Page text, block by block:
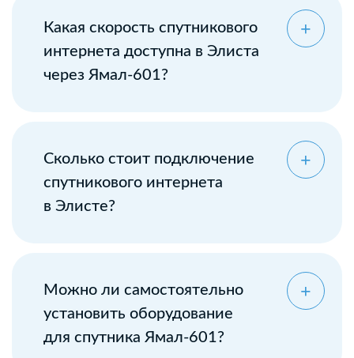
Какая скорость спутникового
интернета доступна в Элиста
через Ямал-601?
Сколько стоит подключение
спутникового интернета
в Элисте?
Можно ли самостоятельно
установить оборудование
для спутника Ямал-601?